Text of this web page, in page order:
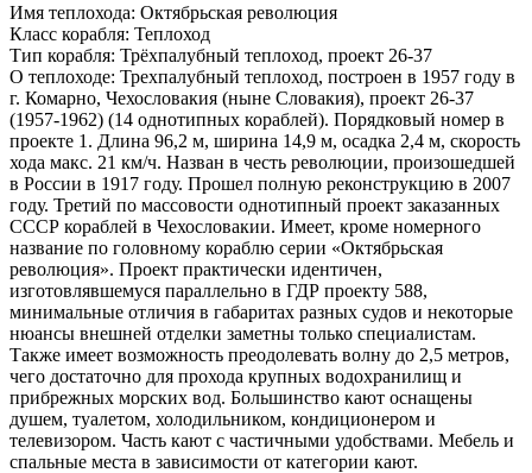
Имя теплохода: Октябрьская революция
Класс корабля: Теплоход
Тип корабля: Трёхпалубный теплоход, проект 26-37
О теплоходе: Трехпалубный теплоход, построен в 1957 году в
г. Комарно, Чехословакия (ныне Словакия), проект 26-37
(1957-1962) (14 однотипных кораблей). Порядковый номер в
проекте 1. Длина 96,2 м, ширина 14,9 м, осадка 2,4 м, скорость
хода макс. 21 км/ч. Назван в честь революции, произошедшей
в России в 1917 году. Прошел полную реконструкцию в 2007
году. Третий по массовости однотипный проект заказанных
СССР кораблей в Чехословакии. Имеет, кроме номерного
название по головному кораблю серии «Октябрьская
революция». Проект практически идентичен,
изготовлявшемуся параллельно в ГДР проекту 588,
минимальные отличия в габаритах разных судов и некоторые
нюансы внешней отделки заметны только специалистам.
Также имеет возможность преодолевать волну до 2,5 метров,
чего достаточно для прохода крупных водохранилищ и
прибрежных морских вод. Большинство кают оснащены
душем, туалетом, холодильником, кондиционером и
телевизором. Часть кают с частичными удобствами. Мебель и
спальные места в зависимости от категории кают.